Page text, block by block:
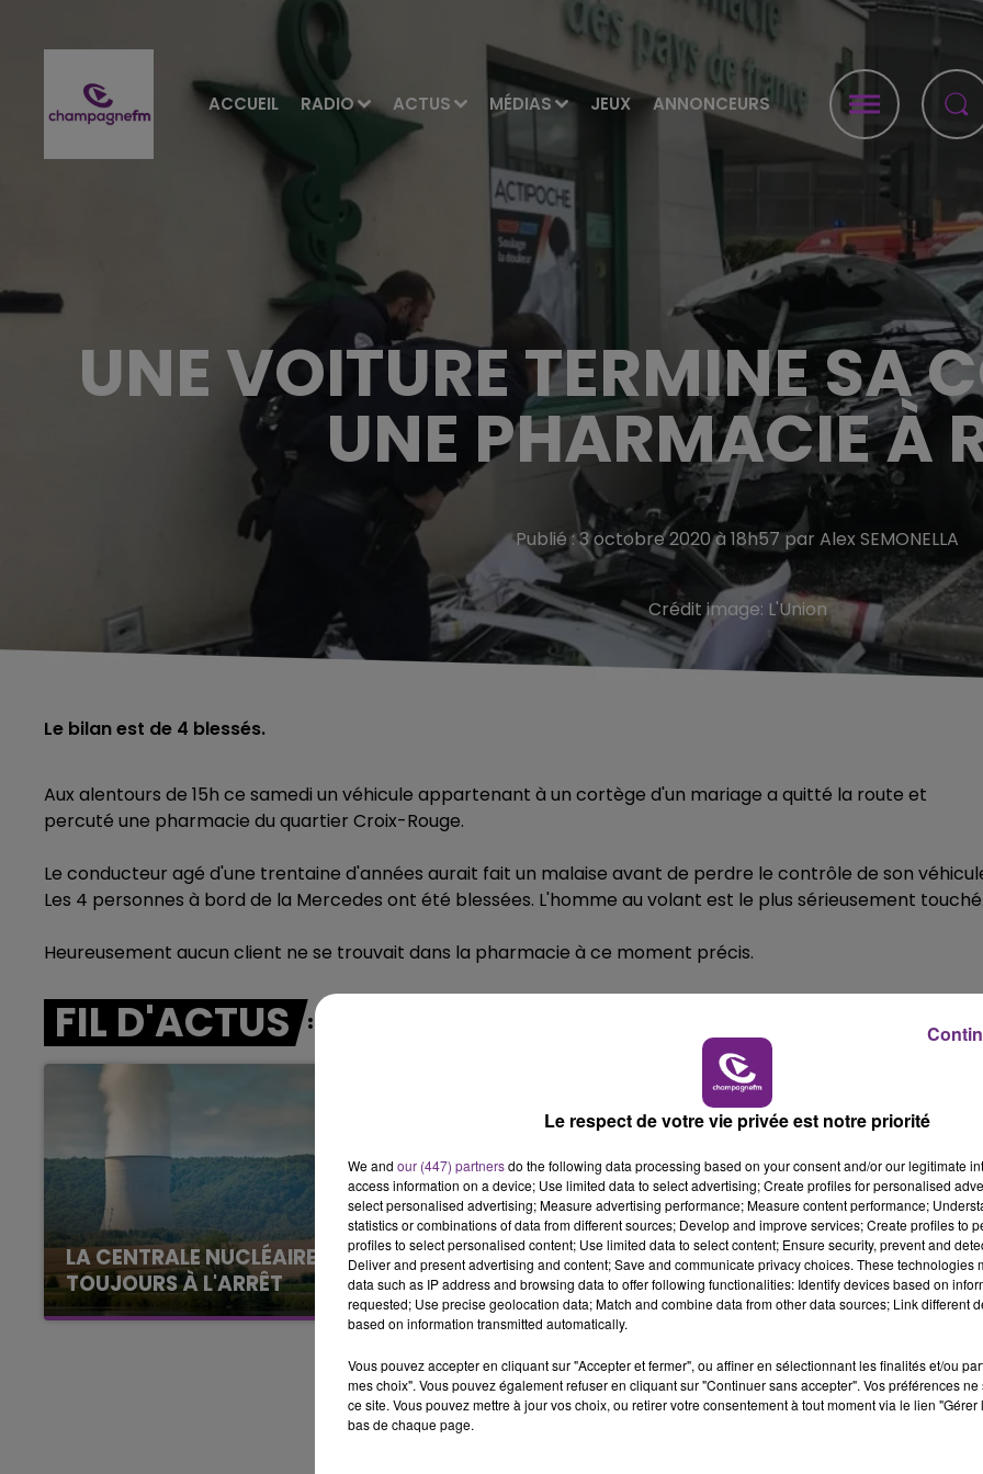
ACCUEIL RADIO ACTUS MÉDIAS JEUX ANNONCEURS
16h00 - 20h00
LE WEEK-END CHAMPAGNE FM
7h00 - 11h00
UNE VOITURE TERMINE SA
UNE PHARMACIE À
Publié : 3 octobre 2020 à 18h57 par Alex SEMONELLA
Crédit image: L'Union
Le bilan est de 4 blessés.
Aux alentours de 15h ce samedi un véhicule appartenant à un cortège d'un mariage a quitté la route et
percuté une pharmacie du quartier Croix-Rouge.
Le conducteur agé d'une trentaine d'années aurait fait un malaise avant de perdre le contrôle de son
Les 4 personnes à bord de la Mercedes ont été blessées. L'homme au volant est le plus sérieusement touché.
Heureusement aucun client ne se trouvait dans la pharmacie à ce moment précis.
FIL D'ACTUS
LA CENTRALE NUCLÉAIRE DE CHOOZ
TOUJOURS À L'ARRÊT
Cela fait déjà une semaine que la centrale
nucléaire ardennaise est à l'arrêt. Une situation
justifiée par la sécheresse intense qui est
LE MAGASIN JOUÉCLUB DE REIMS FERME
SES PORTES
C'était l'une des institutions du centre-ville
rémois. Le magasin JouéClub est contraint de
fermer ses portes.
Le respect de votre vie privée est notre priorité
We and our (447) partnersdo the following data processing based on your consent and/or our legitimate
access information on a device; Use limited data to select advertising; Create profiles for personalised
select personalised advertising; Measure advertising performance; Measure content performance;
statistics or combinations of data from different sources; Develop and improve services; Create profiles to
profiles to select personalised content; Use limited data to select content; Ensure security, prevent and
Deliver and present advertising and content; Save and communicate privacy choices. These technologies
data such as IP address and browsing data to offer following functionalities: Identify devices based on
requested; Use precise geolocation data; Match and combine data from other data sources; Link different
based on information transmitted automatically.
Vous pouvez accepter en cliquant sur "Accepter et fermer", ou affiner en sélectionnant les finalités et/ou
mes choix". Vous pouvez également refuser en cliquant sur "Continuer sans accepter". Vos préférences
ce site. Vous pouvez mettre à jour vos choix, ou retirer votre consentement à tout moment via le lien
bas de chaque page.